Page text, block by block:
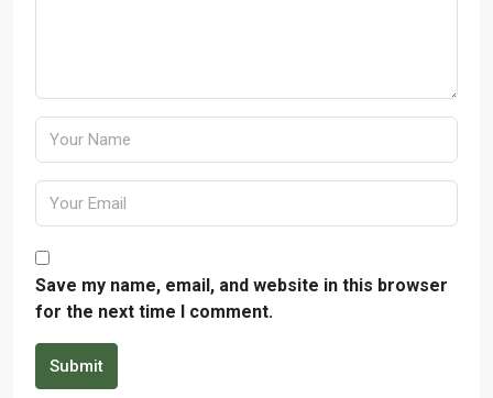
Save my name, email, and website in this browser
for the next time I comment.
Submit